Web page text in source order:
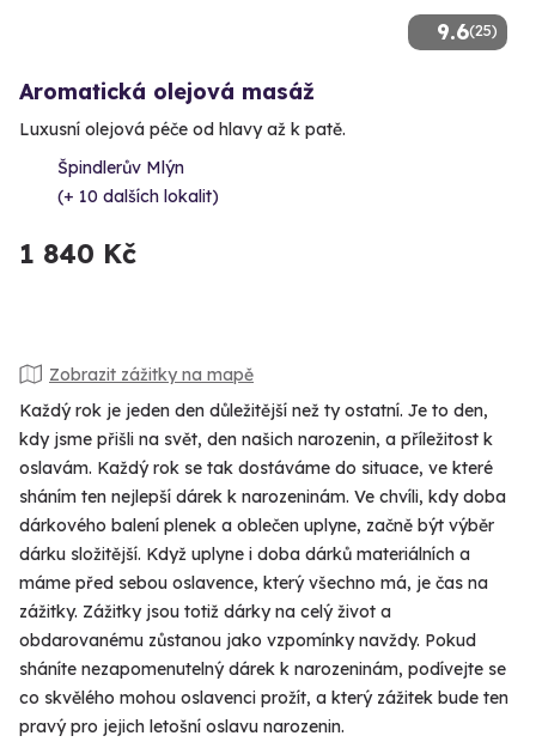
9.6(25)
Aromatická olejová masáž
Luxusní olejová péče od hlavy až k patě.
Špindlerův Mlýn
(+ 10 dalších lokalit)
1 840 Kč
Zobrazit zážitky na mapě
Každý rok je jeden den důležitější než ty ostatní. Je to den,
kdy jsme přišli na svět, den našich narozenin, a příležitost k
oslavám. Každý rok se tak dostáváme do situace, ve které
sháním ten nejlepší dárek k narozeninám. Ve chvíli, kdy doba
dárkového balení plenek a oblečen uplyne, začně být výběr
dárku složitější. Když uplyne i doba dárků materiálních a
máme před sebou oslavence, který všechno má, je čas na
zážitky. Zážitky jsou totiž dárky na celý život a
obdarovanému zůstanou jako vzpomínky navždy. Pokud
sháníte nezapomenutelný dárek k narozeninám, podívejte se
co skvělého mohou oslavenci prožít, a který zážitek bude ten
pravý pro jejich letošní oslavu narozenin.